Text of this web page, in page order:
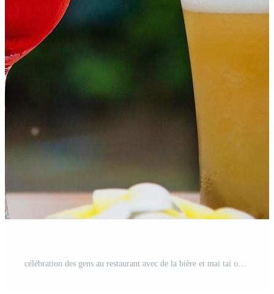
célébration des gens au restaurant avec de la bière et mai tai ou mai thai - gens heureux de style de vie avec une boisson heureuse dans le concept de jardin Photo Gratuite